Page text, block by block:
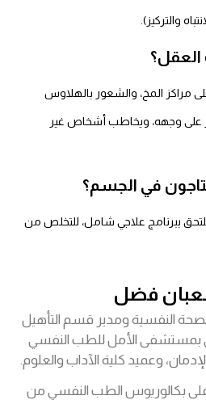
والتركيز).
مراكز المخ، والشعور بالهلاوس
على وجهه، ويخاطب أشخاص غير
في الجسم؟
ببرنامج علاجي شامل، للتخلص من
فضل
النفسية ومدير قسم التأهيل
بمستشفى الأمل للطب النفسي
وعميد كلية الآداب والعلوم.
بكالوريوس الطب النفسي من